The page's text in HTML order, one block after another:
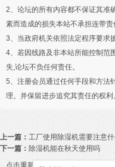
2、论坛的所有内容都不保证其准
素而造成的损失本站不承担连带责
3、当政府机关依照法定程序要求
4、若因线路及非本站所能控制范
失,论坛不负任何责任。
5、注册会员通过任何手段和方法
理。并保留进步追究其责任的权利
上一篇： 工厂使用除湿机需要注意
下一篇： 除湿机能在秋天使用吗
点击重新加载